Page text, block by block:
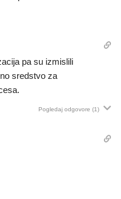
pa su izmislili
sredstvo za
Pogledaj odgovore (1)